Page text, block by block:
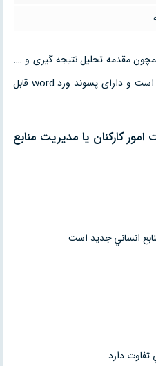
مقدمه تحلیل نتیجه گیری و ….
می باشد و در 26 صفحه تنظیم شده است و دارای پسوند ورد word قابل
کارکنان یا مدیریت منابع
انساني جديد است
دارد